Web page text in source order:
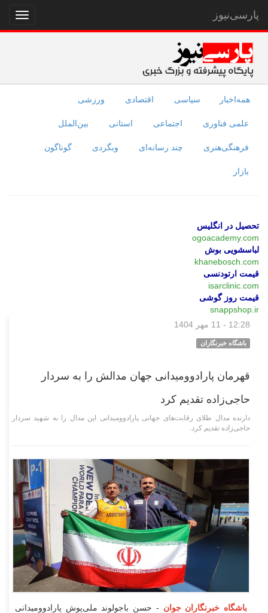
نمایش
منو
پارسی‌نیوز
همه‌اخبار سیاسی اقتصادی ورزشی
علمی فناوری اجتماعی استانی بین‌الملل
فرهنگی‌هنری چند رسانه‌ای وبگردی گوناگون
بازار
تحصیل در انگلیس
ogoacademy.com
لباسشویی بوش
khanebosch.com
قیمت ارتودنسی
isarclinic.com
قیمت روز گوشی
snappshop.ir
12:28 - 11 مهر 1404
باشگاه خبرنگاران
قهرمان پارادوومیدانی جهان مدالش را به سردار
حاجی‌زاده تقدیم کرد
دارنده مدال طلای رقابت‌های جهانی پارادوومیدانی این مدال را به شهید سردار
حاجی‌زاده تقدیم کرد.
باشگاه خبرنگاران جوان - حسن باجولوند ملی‌پوش پارادوومیدانی